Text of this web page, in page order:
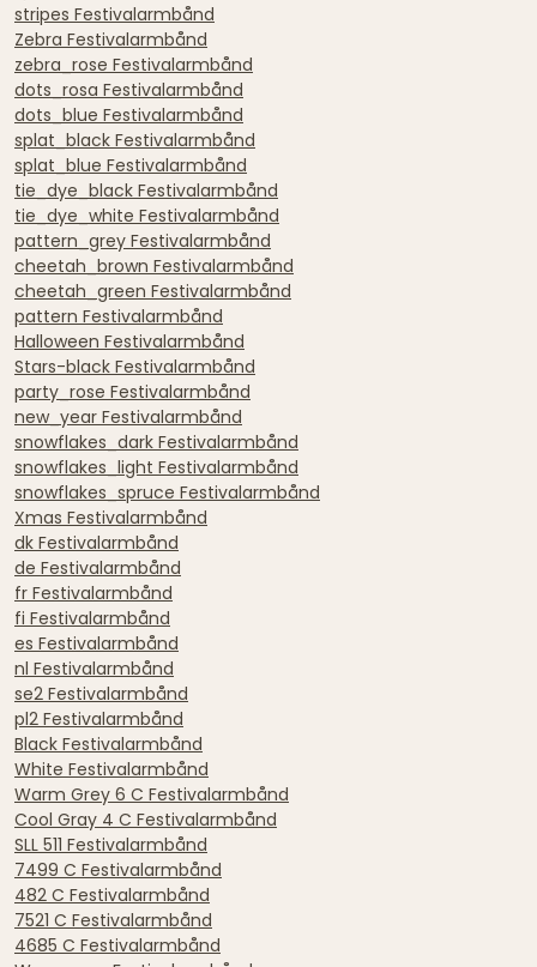
stripes Festivalarmbånd
Zebra Festivalarmbånd
zebra_rose Festivalarmbånd
dots_rosa Festivalarmbånd
dots_blue Festivalarmbånd
splat_black Festivalarmbånd
splat_blue Festivalarmbånd
tie_dye_black Festivalarmbånd
tie_dye_white Festivalarmbånd
pattern_grey Festivalarmbånd
cheetah_brown Festivalarmbånd
cheetah_green Festivalarmbånd
pattern Festivalarmbånd
Halloween Festivalarmbånd
Stars-black Festivalarmbånd
party_rose Festivalarmbånd
new_year Festivalarmbånd
snowflakes_dark Festivalarmbånd
snowflakes_light Festivalarmbånd
snowflakes_spruce Festivalarmbånd
Xmas Festivalarmbånd
dk Festivalarmbånd
de Festivalarmbånd
fr Festivalarmbånd
fi Festivalarmbånd
es Festivalarmbånd
nl Festivalarmbånd
se2 Festivalarmbånd
pl2 Festivalarmbånd
Black Festivalarmbånd
White Festivalarmbånd
Warm Grey 6 C Festivalarmbånd
Cool Gray 4 C Festivalarmbånd
SLL 511 Festivalarmbånd
7499 C Festivalarmbånd
482 C Festivalarmbånd
7521 C Festivalarmbånd
4685 C Festivalarmbånd